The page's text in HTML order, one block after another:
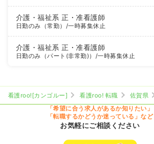
介護・福祉系正・准看護師
日勤のみ（常勤） /一時募集休止
介護・福祉系正・准看護師
日勤のみ（パート(非常勤)） /一時募集休止
看護roo![カンゴルー] 看護roo! 転職 佐賀県
「希望に合う求人があるか知りたい」
「転職するかどうか迷っている」など
お気軽にご相談ください